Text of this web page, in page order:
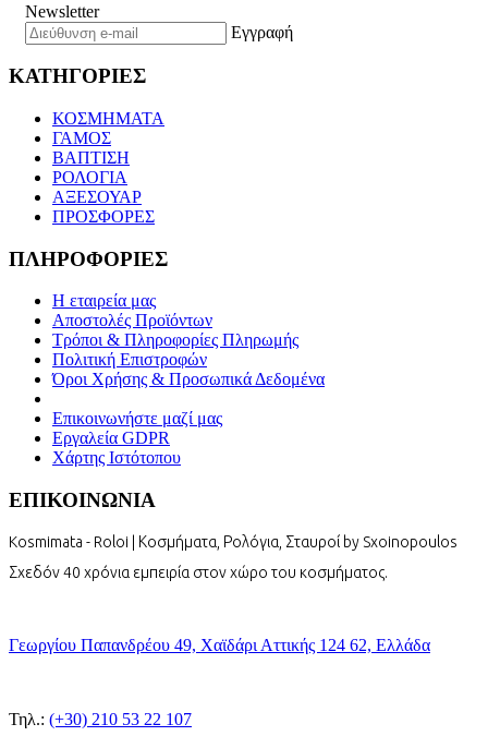
Newsletter
Εγγραφή
ΚΑΤΗΓΟΡΙΕΣ
ΚΟΣΜΗΜΑΤΑ
ΓΑΜΟΣ
ΒΑΠΤΙΣΗ
ΡΟΛΟΓΙΑ
ΑΞΕΣΟΥΑΡ
ΠΡΟΣΦΟΡΕΣ
ΠΛΗΡΟΦΟΡΙΕΣ
Η εταιρεία μας
Αποστολές Προϊόντων
Τρόποι & Πληροφορίες Πληρωμής
Πολιτική Επιστροφών
Όροι Χρήσης & Προσωπικά Δεδομένα
Επικοινωνήστε μαζί μας
Εργαλεία GDPR
Χάρτης Ιστότοπου
ΕΠΙΚΟΙΝΩΝΙΑ
Kosmimata - Roloi | Κοσμήματα, Ρολόγια, Σταυροί by Sxoinopoulos
Σχεδόν 40 χρόνια εμπειρία στον χώρο του κοσμήματος.
Γεωργίου Παπανδρέου 49, Χαϊδάρι Αττικής 124 62, Ελλάδα
Τηλ.: (+30) 210 53 22 107